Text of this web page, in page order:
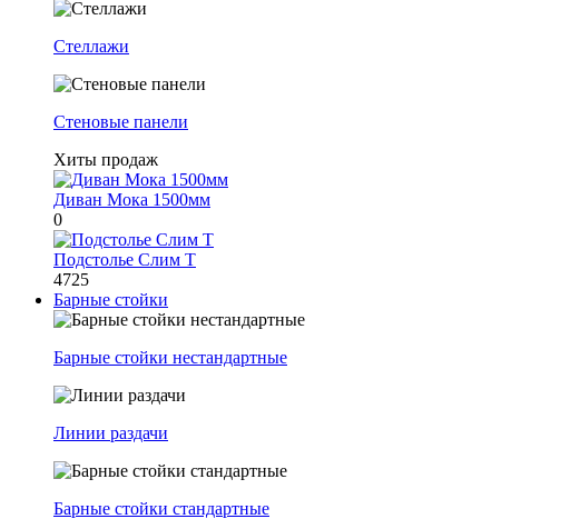
Стеллажи
Стеновые панели
Хиты продаж
Диван Мока 1500мм
0
Подстолье Слим Т
4725
Барные стойки
Барные стойки нестандартные
Линии раздачи
Барные стойки стандартные